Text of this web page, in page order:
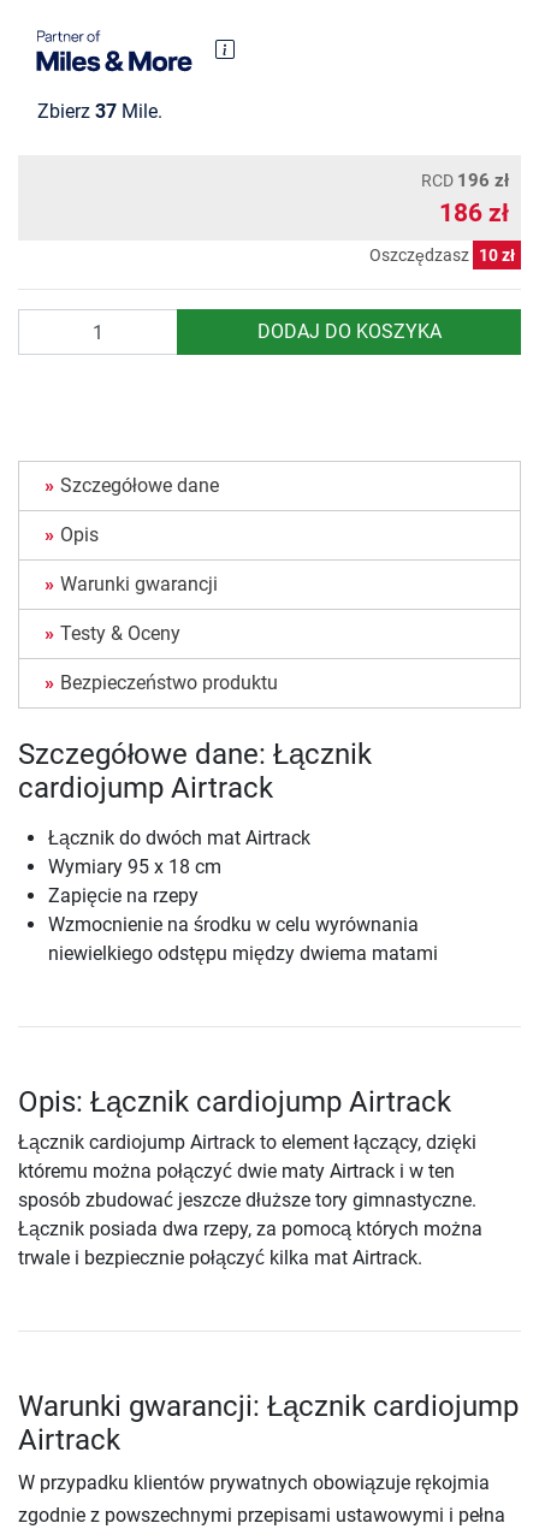
Zbierz 37 Mile.
RCD 196 zł
186 zł
Oszczędzasz 10 zł
DODAJ DO KOSZYKA
Szczegółowe dane
Opis
Warunki gwarancji
Testy & Oceny
Bezpieczeństwo produktu
Szczegółowe dane: Łącznik
cardiojump Airtrack
Łącznik do dwóch mat Airtrack
Wymiary 95 x 18 cm
Zapięcie na rzepy
Wzmocnienie na środku w celu wyrównania
niewielkiego odstępu między dwiema matami
Opis: Łącznik cardiojump Airtrack
Łącznik cardiojump Airtrack to element łączący, dzięki
któremu można połączyć dwie maty Airtrack i w ten
sposób zbudować jeszcze dłuższe tory gimnastyczne.
Łącznik posiada dwa rzepy, za pomocą których można
trwale i bezpiecznie połączyć kilka mat Airtrack.
Warunki gwarancji: Łącznik cardiojump
Airtrack
W przypadku klientów prywatnych obowiązuje rękojmia
zgodnie z powszechnymi przepisami ustawowymi i pełna